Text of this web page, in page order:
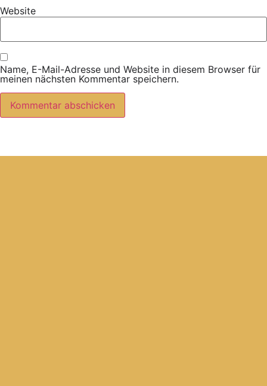
Website
Name, E-Mail-Adresse und Website in diesem Browser für
meinen nächsten Kommentar speichern.